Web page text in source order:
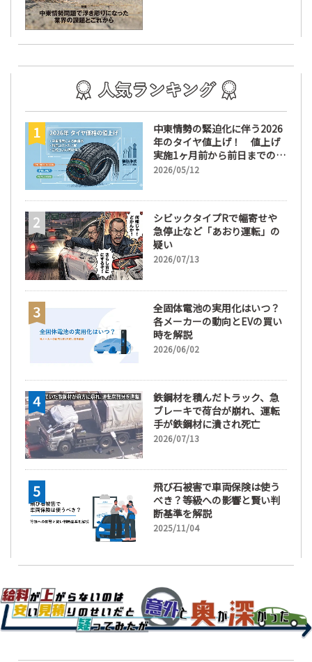
中東情勢の緊迫化に伴う2026
年のタイヤ値上げ！ 値上げ
実施1ヶ月前から前日までの期
間が販売において極めて重要
2026/05/12
シビックタイプRで幅寄せや
急停止など「あおり運転」の
疑い
2026/07/13
全固体電池の実用化はいつ？
各メーカーの動向とEVの買い
時を解説
2026/06/02
鉄鋼材を積んだトラック、急
ブレーキで荷台が崩れ、運転
手が鉄鋼材に潰され死亡
2026/07/13
飛び石被害で車両保険は使う
べき？等級への影響と賢い判
断基準を解説
2025/11/04